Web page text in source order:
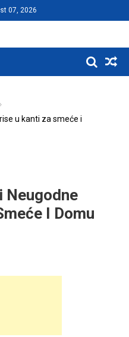
07, 2026
u kanti za smeće i
Neugodne
I Domu